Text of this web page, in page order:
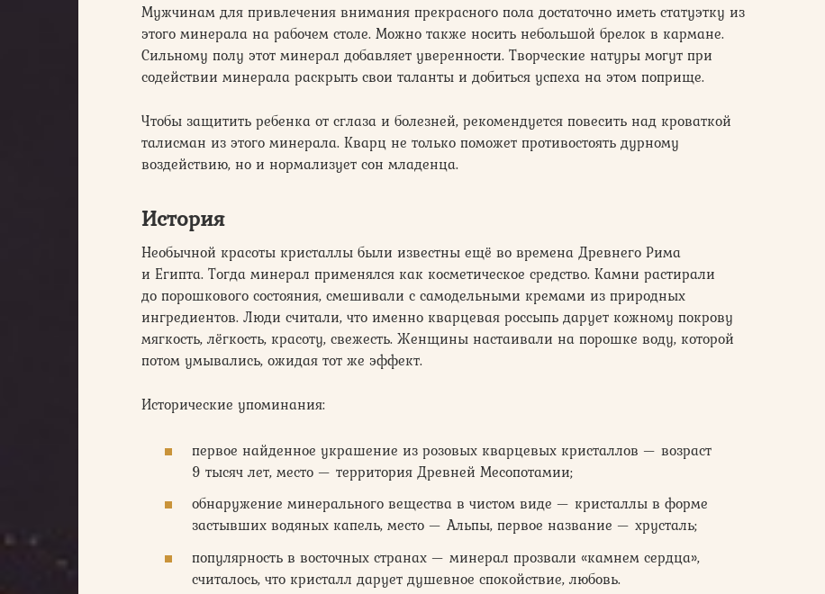
Мужчинам для привлечения внимания прекрасного пола достаточно иметь статуэтку из
этого минерала на рабочем столе. Можно также носить небольшой брелок в кармане.
Сильному полу этот минерал добавляет уверенности. Творческие натуры могут при
содействии минерала раскрыть свои таланты и добиться успеха на этом поприще.
Чтобы защитить ребенка от сглаза и болезней, рекомендуется повесить над кроваткой
талисман из этого минерала. Кварц не только поможет противостоять дурному
воздействию, но и нормализует сон младенца.
История
Необычной красоты кристаллы были известны ещё во времена Древнего Рима
и Египта. Тогда минерал применялся как косметическое средство. Камни растирали
до порошкового состояния, смешивали с самодельными кремами из природных
ингредиентов. Люди считали, что именно кварцевая россыпь дарует кожному покрову
мягкость, лёгкость, красоту, свежесть. Женщины настаивали на порошке воду, которой
потом умывались, ожидая тот же эффект.
Исторические упоминания:
первое найденное украшение из розовых кварцевых кристаллов — возраст
9 тысяч лет, место — территория Древней Месопотамии;
обнаружение минерального вещества в чистом виде — кристаллы в форме
застывших водяных капель, место — Альпы, первое название — хрусталь;
популярность в восточных странах — минерал прозвали «камнем сердца»,
считалось, что кристалл дарует душевное спокойствие, любовь.